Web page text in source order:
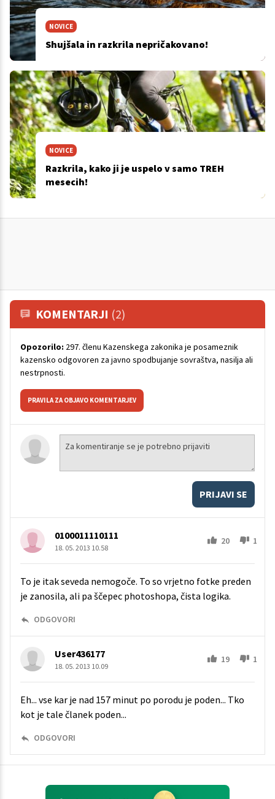
NOVICE
Shujšala in razkrila nepričakovano!
NOVICE
Razkrila, kako ji je uspelo v samo TREH
mesecih!
KOMENTARJI (2)
Opozorilo: 297. členu Kazenskega zakonika je posameznik
kazensko odgovoren za javno spodbujanje sovraštva, nasilja ali
nestrpnosti.
PRAVILA ZA OBJAVO KOMENTARJEV
PRIJAVI SE
0100011110111
18. 05. 2013 10.58
20 1
To je itak seveda nemogoče. To so vrjetno fotke preden
je zanosila, ali pa ščepec photoshopa, čista logika.
ODGOVORI
User436177
18. 05. 2013 10.09
19 1
Eh... vse kar je nad 157 minut po porodu je poden... Tko
kot je tale članek poden...
ODGOVORI